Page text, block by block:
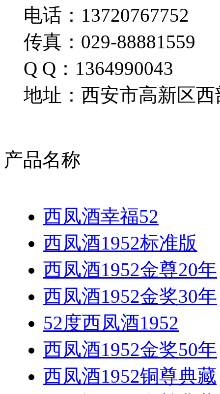
电话：13720767752
传真：029-88881559
Q Q：1364990043
地址：西安市高新区西
产品名称
西凤酒幸福52
西凤酒1952标准版
西凤酒1952金尊20年
西凤酒1952金奖30年
52度西凤酒1952
西凤酒1952金奖50年
西凤酒1952铜尊典藏